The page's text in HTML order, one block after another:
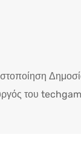
του